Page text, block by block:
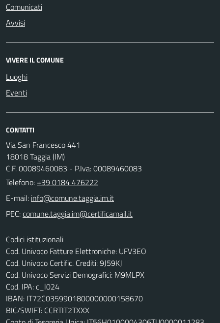
Comunicati
Avvisi
VIVERE IL COMUNE
Luoghi
Eventi
CONTATTI
Via San Francesco 441
18018 Taggia (IM)
C.F. 00089460083 - P.Iva: 00089460083
Telefono: +39 0184 476222
E-mail:
PEC:
Codici istituzionali
Cod. Univoco Fatture Elettroniche: UFV3EO
Cod. Univoco Certific. Crediti: 9J59KJ
Cod. Univoco Servizi Demografici: M9MLPX
Cod. IPA: c_l024
IBAN: IT72C0359901800000000158670
BIC/SWIFT: CCRTIT2TXXX